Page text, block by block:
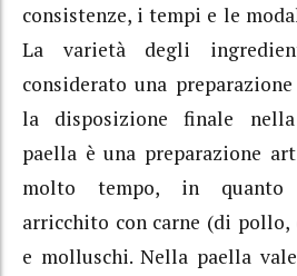
consistenze, i tempi e le
La varietà degli
considerato una
la disposizione finale nella
paella è una preparazione
molto tempo, in
arricchito con carne (di
e molluschi. Nella paella